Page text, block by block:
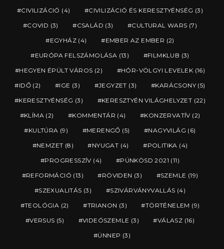
CIVILIZÁCIÓ (4) CIVILIZÁCIÓ ÉS KERESZTYÉNSÉG (3)
COVID (3) CSALÁD (3) CULTURAL WARS (7)
EGYHÁZ (4) EMBER AZ EMBER (2)
EURÓPA FELSZÁMOLÁSA (13) FILMKLUB (3)
HEGYEN ÉPÜLT VÁROS (2) HÓR-VÖLGYI LEVELEK (16)
IDŐ (2) IGE (3) JEGYZET (3) KARÁCSONY(5)
KERESZTYÉNSÉG (3) KERESZTYÉN VILÁGHELYZET (22)
KLÍMA(2) KOMMENTÁR (4) KONZERVATÍV(2)
KULTÚRA (9) MERENGŐ (5) NAGYVILÁG (6)
NEMZET (8) NYUGAT (4) POLITIKA (4)
PROGRESSZÍV(4) PÜNKÖSD 2021 (11)
REFORMÁCIÓ (13) RÖVIDEN (3) SZEMLE (19)
SZEXUALITÁS (3) SZIVÁRVÁNYVALLÁS (4)
TEOLÓGIA (2) TRIANON (3) TÖRTÉNELEM (9)
VERSUS (5) VIDEÓSZEMLE (3) VÁLASZ (16)
ÜNNEP (3)